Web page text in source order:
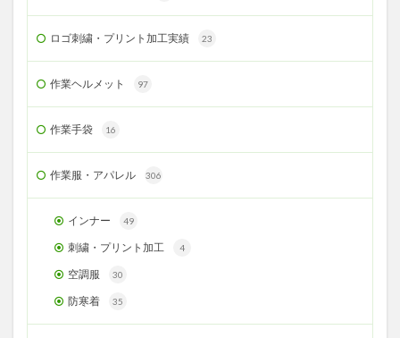
ロゴ刺繍・プリント加工実績 23
作業ヘルメット 97
作業手袋 16
作業服・アパレル 306
インナー 49
刺繍・プリント加工 4
空調服 30
防寒着 35